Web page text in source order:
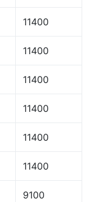
11400
11400
11400
11400
11400
11400
9100